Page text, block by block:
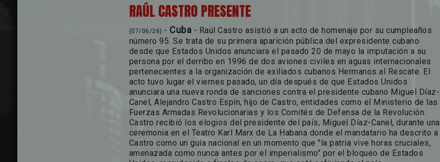
RAÚL CASTRO PRESENTE
(07/06/26) - Cuba - Raúl Castro asistió a un acto de homenaje por su cumpleaños
número 95. Se trata de su primera aparición pública del expresidente cubano
desde que Estados Unidos anunciara el pasado 20 de mayo la imputación a su
persona por el derribo en 1996 de dos aviones civiles en aguas internacionales
pertenecientes a la organización de exiliados cubanos Hermanos al Rescate. El
acto tuvo lugar el viernes pasado, un día después de que Estados Unidos
anunciara una nueva ronda de sanciones contra el presidente cubano Miguel Díaz-
Canel, Alejandro Castro Espín, hijo de Castro, entidades como el Ministerio de las
Fuerzas Armadas Revolucionarias y los Comités de Defensa de la Revolución.
Castro recibió los elogios del presidente del país, Miguel Díaz-Canel, durante una
ceremonia en el Teatro Karl Marx de La Habana donde el mandatario ha descrito a
Castro como un guía nacional en un momento que "la patria vive horas cruciales,
amenazada como nunca antes por el imperialismo" por el bloqueo de Estados